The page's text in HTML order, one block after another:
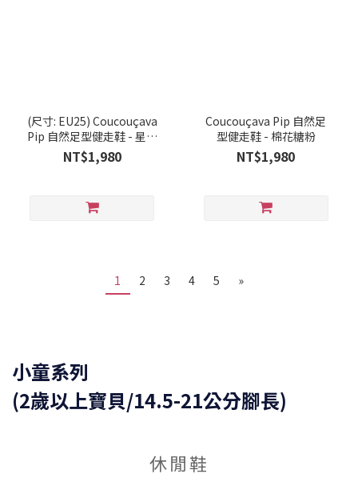
(尺寸: EU25) Coucouçava
Pip 自然足型健走鞋 - 星空
藍
NT$1,980
Coucouçava Pip 自然足
型健走鞋 - 棉花糖粉
NT$1,980
1 2 3 4 5 »
小童系列
(2歲以上寶貝/14.5-21公分腳長)
休閒鞋